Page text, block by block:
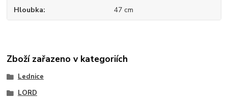
Hloubka 47 cm
Zboží zařazeno v kategoriích
Lednice
LORD